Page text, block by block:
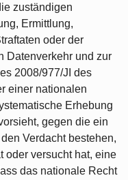
zuständigen
Ermittlung,
oder der
Datenverkehr und zur
2008/977/JI des
einer nationalen
Erhebung
gegen die ein
Verdacht bestehen,
oder versucht hat, eine
das nationale Recht